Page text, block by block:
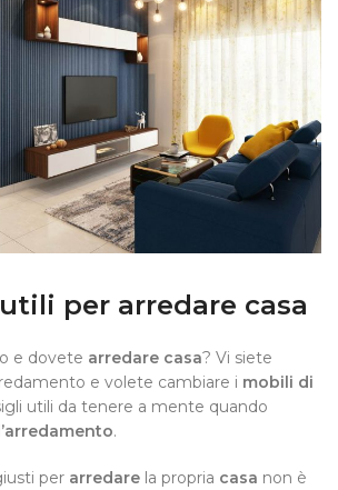
per arredare casa
e dovete arredare casa? Vi siete
e volete cambiare i mobili di
utili da tenere a mente quando
.
per arredare la propria casa non è